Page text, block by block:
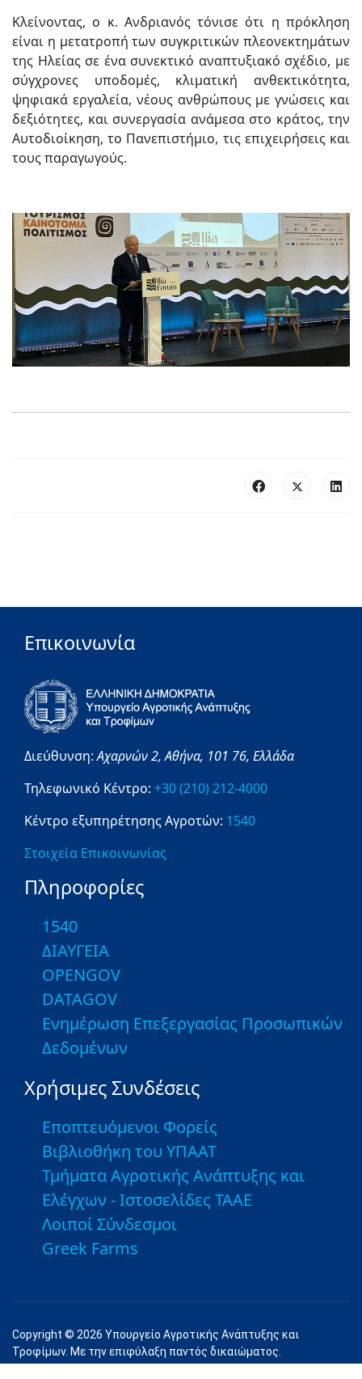
Κλείνοντας, ο κ. Ανδριανός τόνισε ότι η πρόκληση
είναι η μετατροπή των συγκριτικών πλεονεκτημάτων
της Ηλείας σε ένα συνεκτικό αναπτυξιακό σχέδιο, με
σύγχρονες υποδομές, κλιματική ανθεκτικότητα,
ψηφιακά εργαλεία, νέους ανθρώπους με γνώσεις και
δεξιότητες, και συνεργασία ανάμεσα στο κράτος, την
Αυτοδιοίκηση, το Πανεπιστήμιο, τις επιχειρήσεις και
τους παραγωγούς.
Επικοινωνία
Διεύθυνση:Αχαρνών 2,Αθήνα, 101 76, Ελλάδα
Τηλεφωνικό Κέντρο: +30 (210) 212-4000
Κέντρο εξυπηρέτησης Αγροτών: 1540
Στοιχεία Επικοινωνίας
Πληροφορίες
1540
ΔΙΑΥΓΕΙΑ
OPENGOV
DATAGOV
Ενημέρωση Επεξεργασίας Προσωπικών
Δεδομένων
Χρήσιμες Συνδέσεις
Εποπτευόμενοι Φορείς
Βιβλιοθήκη του ΥΠΑΑΤ
Τμήματα Αγροτικής Ανάπτυξης και
Ελέγχων - Ιστοσελίδες ΤΑΑΕ
Λοιποί Σύνδεσμοι
Greek Farms
Copyright © 2026 Υπουργείο Αγροτικής Ανάπτυξης και
Τροφίμων. Με την επιφύλαξη παντός δικαιώματος.